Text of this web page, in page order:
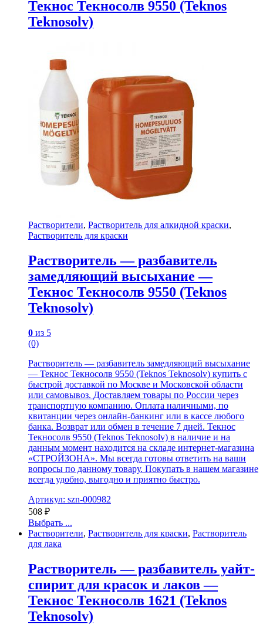
Текнос Текносолв 9550 (Teknos
Teknosolv)
Растворители, Растворитель для алкидной краски,
Растворитель для краски
Растворитель — разбавитель
замедляющий высыхание —
Текнос Текносолв 9550 (Teknos
Teknosolv)
0 из 5
(0)
Растворитель — разбавитель замедляющий высыхание
— Текнос Текносолв 9550 (Teknos Teknosolv) купить с
быстрой доставкой по Москве и Московской области
или самовывоз. Доставляем товары по России через
транспортную компанию. Оплата наличными, по
квитанции через онлайн-банкинг или в кассе любого
банка. Возврат или обмен в течение 7 дней. Текнос
Текносолв 9550 (Teknos Teknosolv) в наличие и на
данным момент находится на складе интернет-магазина
«СТРОЙЗОНА». Мы всегда готовы ответить на ваши
вопросы по данному товару. Покупать в нашем магазине
всегда удобно, выгодно и приятно быстро.
Артикул: szn-000982
508 ₽
Выбрать ...
Растворители, Растворитель для краски, Растворитель
для лака
Растворитель — разбавитель уайт-
спирит для красок и лаков —
Текнос Текносолв 1621 (Teknos
Teknosolv)